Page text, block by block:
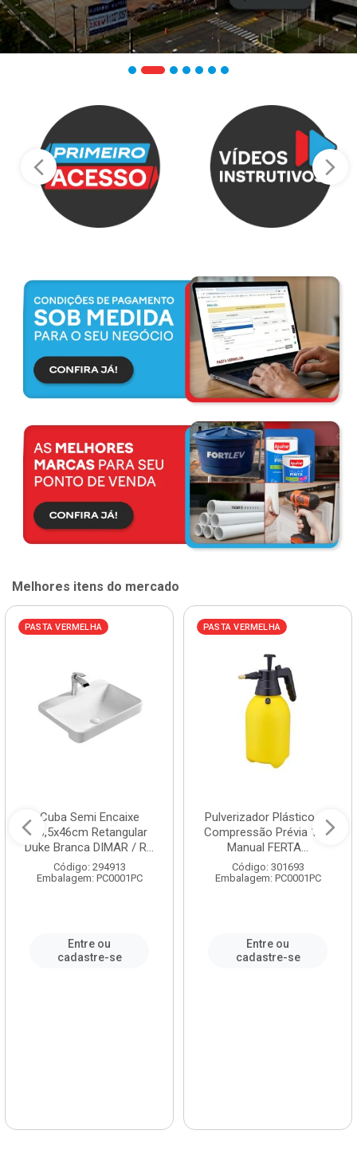
Melhores itens do mercado
PASTA VERMELHA
Cuba Semi Encaixe
58,5x46cm Retangular
Duke Branca DIMAR / R...
Código: 294913
Embalagem: PC0001PC
Entre ou
cadastre-se
PASTA VERMELHA
Pulverizador Plástico de
Compressão Prévia 1,5L
Manual FERTA...
Código: 301693
Embalagem: PC0001PC
Entre ou
cadastre-se